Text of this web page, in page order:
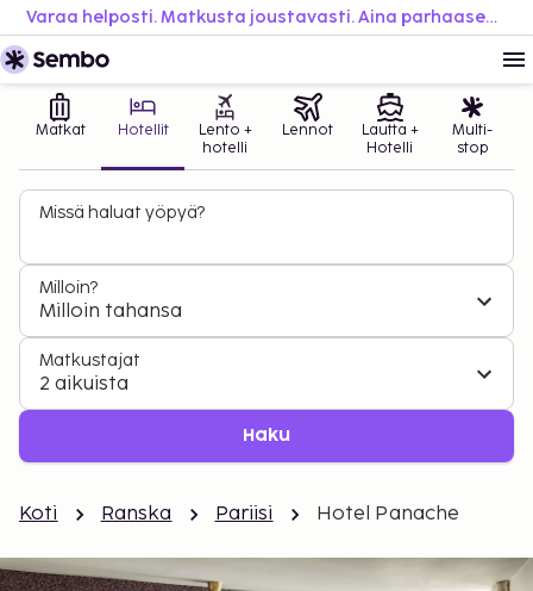
Varaa helposti. Matkusta joustavasti. Aina parhaaseen hintaan.
Matkat Hotellit
Lento +
hotelli
Lennot
Lautta +
Hotelli
Multi-
stop
Missä haluat yöpyä?
Milloin?
Milloin tahansa
Matkustajat
2 aikuista
Haku
Koti Ranska Pariisi Hotel Panache